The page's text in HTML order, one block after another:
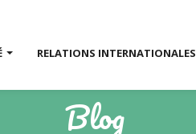
RELATIONS INTERNATIONALES
Blog